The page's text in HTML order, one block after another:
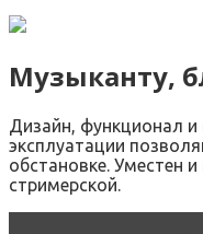
Музыканту,
Дизайн, функционал и
эксплуатации
обстановке. Уместен
стримерской.